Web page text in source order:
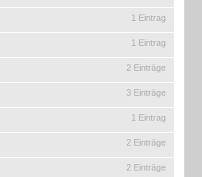
1 Eintrag
1 Eintrag
2 Einträge
3 Einträge
1 Eintrag
2 Einträge
2 Einträge